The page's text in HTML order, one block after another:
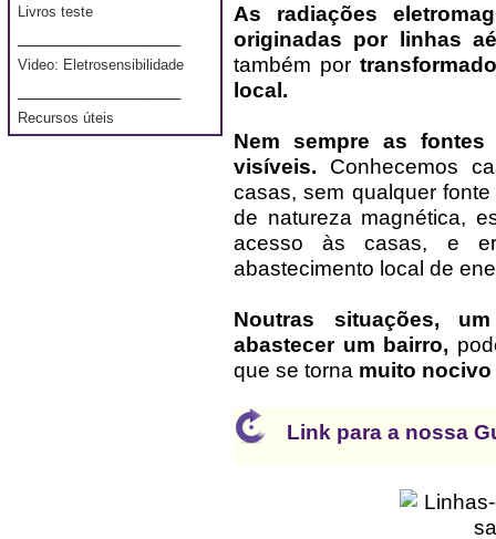
Livros teste
Video: Eletrosensibilidade
Recursos úteis
As radiações
originadas por linhas
também por
local.
Nem sempre as fontes
visíveis. Conhecemos
casas, sem qualquer
de natureza magnética,
acesso às casas, e
abastecimento local de
Noutras situações,
abastecer um bairro,
que se torna muito
Link para a nossa